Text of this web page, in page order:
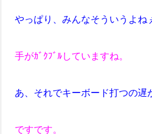
やっぱり、みんなそういうよね
手がｶﾞｸﾌﾞﾙしていますね。
あ、それでキーボード打つの遅
ですです。